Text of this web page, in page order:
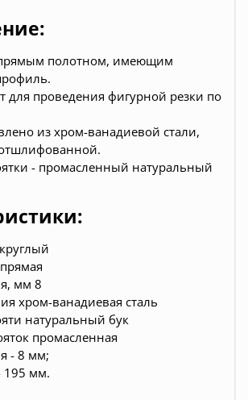
полотном, имеющим
для проведения фигурной резки по
из хром-ванадиевой стали,
- промасленный натуральный
мм 8
хром-ванадиевая сталь
натуральный бук
промасленная
- 8 мм;
195 мм.